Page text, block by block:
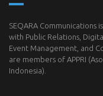
SEQARA Communications
with Public Relations,
Event Management, and
are members of APPRI
Indonesia).